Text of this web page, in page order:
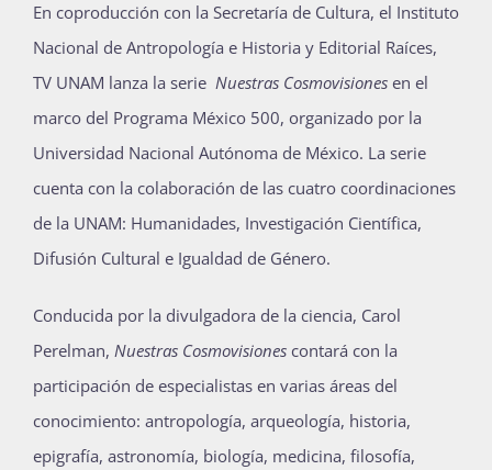
Bienvenida generación 2027-1
En coproducción con la Secretaría de Cultura, el Instituto
Nacional de Antropología e Historia y Editorial Raíces,
TV UNAM lanza la serie Nuestras Cosmovisiones en el
marco del Programa México 500, organizado por la
Universidad Nacional Autónoma de México. La serie
cuenta con la colaboración de las cuatro coordinaciones
de la UNAM: Humanidades, Investigación Científica,
Difusión Cultural e Igualdad de Género.
Conducida por la divulgadora de la ciencia, Carol
Perelman, Nuestras Cosmovisiones contará con la
participación de especialistas en varias áreas del
conocimiento: antropología, arqueología, historia,
epigrafía, astronomía, biología, medicina, filosofía,